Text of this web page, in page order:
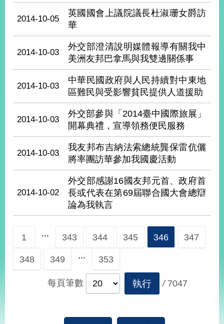
家
區
際
播
府
資
公
民
2014-10-05
英國國會上議院議長杜淑珊女爵訪
華
2014-10-03
外交部澄清說明媒體報導有關我中
美洲友邦巴拿馬與我雙邊關係事
2014-10-03
中華民國政府與人民持續對中東地
區難民與受影響貧民提供人道援助
2014-10-03
外交部參與「2014臺中國際旅展」
開幕典禮，宣導領務便民服務
2014-10-03
我友邦布吉納法索總統龔保雷伉儷
將率團訪華參加我國慶活動
2014-10-02
外交部感謝16國友邦元首、政府首
長或代表在第69屆聯合國大會總辯
論為我執言
1 ... 343 344 345 346 347
348 349 ... 353
每頁筆數 執行 / 7047